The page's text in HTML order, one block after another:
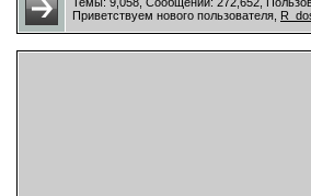
Приветствуем нового пользователя,